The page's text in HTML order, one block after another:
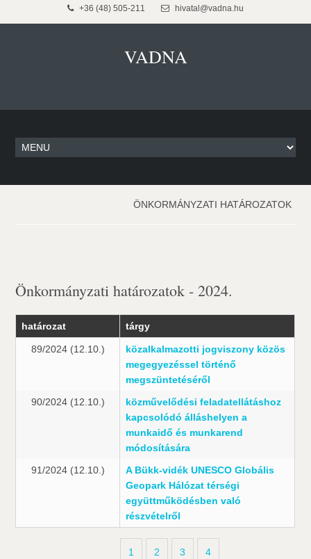
+36 (48) 505-211 hivatal@vadna.hu
VADNA
ÖNKORMÁNYZATI HATÁROZATOK
Önkormányzati határozatok - 2024.
határozat tárgy
89/2024 (12.10.)
közalkalmazotti jogviszony közös
megegyezéssel történő
megszüntetéséről
90/2024 (12.10.)
közművelődési feladatellátáshoz
kapcsolódó álláshelyen a
munkaidő és munkarend
módosítására
91/2024 (12.10.)
A Bükk-vidék UNESCO Globális
Geopark Hálózat térségi
együttműködésben való
részvételről
1 2 3 4